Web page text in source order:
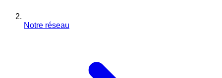
Notre réseau